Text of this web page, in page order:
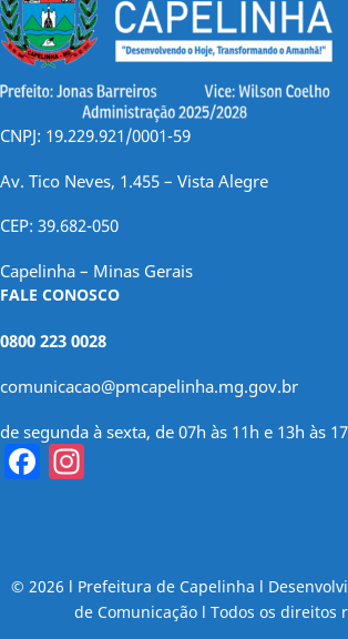
CNPJ: 19.229.921/0001-59
Av. Tico Neves, 1.455 – Vista Alegre
CEP: 39.682-050
Capelinha – Minas Gerais
FALE CONOSCO
0800 223 0028
comunicacao@pmcapelinha.mg.gov.br
de segunda à sexta, de 07h às 11h e 13h às
Facebook
© 2026 l Prefeitura de Capelinha l
de Comunicação l Todos os direitos